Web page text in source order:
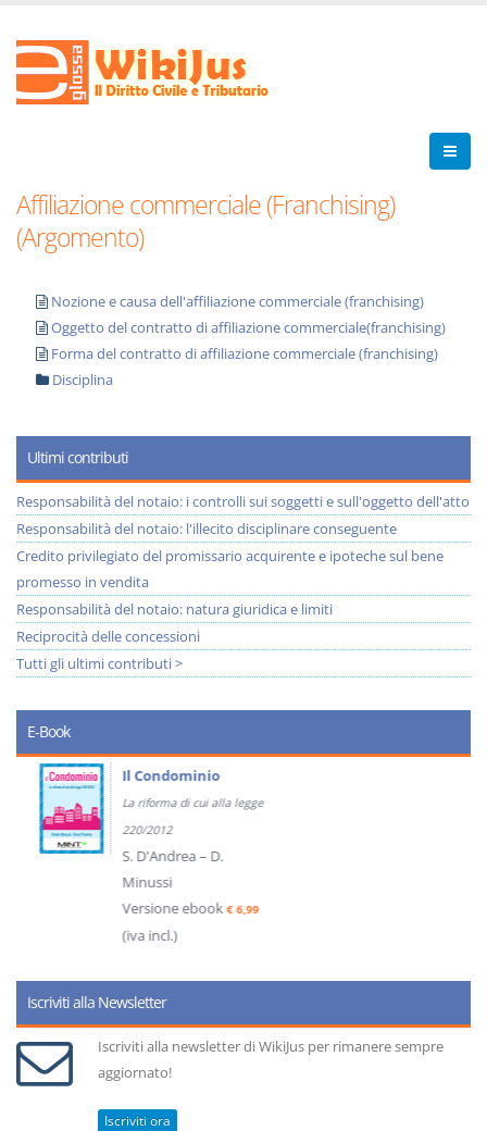
Affiliazione commerciale (Franchising)
(Argomento)
Nozione e causa dell'affiliazione commerciale (franchising)
Oggetto del contratto di affiliazione commerciale(franchising)
Forma del contratto di affiliazione commerciale (franchising)
Disciplina
Ultimi contributi
Responsabilità del notaio: i controlli sui soggetti e sull'oggetto dell'atto
Responsabilità del notaio: l'illecito disciplinare conseguente
Credito privilegiato del promissario acquirente e ipoteche sul bene
promesso in vendita
Responsabilità del notaio: natura giuridica e limiti
Reciprocità delle concessioni
Tutti gli ultimi contributi >
E-Book
Il Condominio
La riforma di cui alla legge
220/2012
S. D'Andrea – D.
Minussi
Versione ebook€ 6,99
(iva incl.)
Iscriviti alla Newsletter
Iscriviti alla newsletter di WikiJus per rimanere sempre
aggiornato!
Iscriviti ora